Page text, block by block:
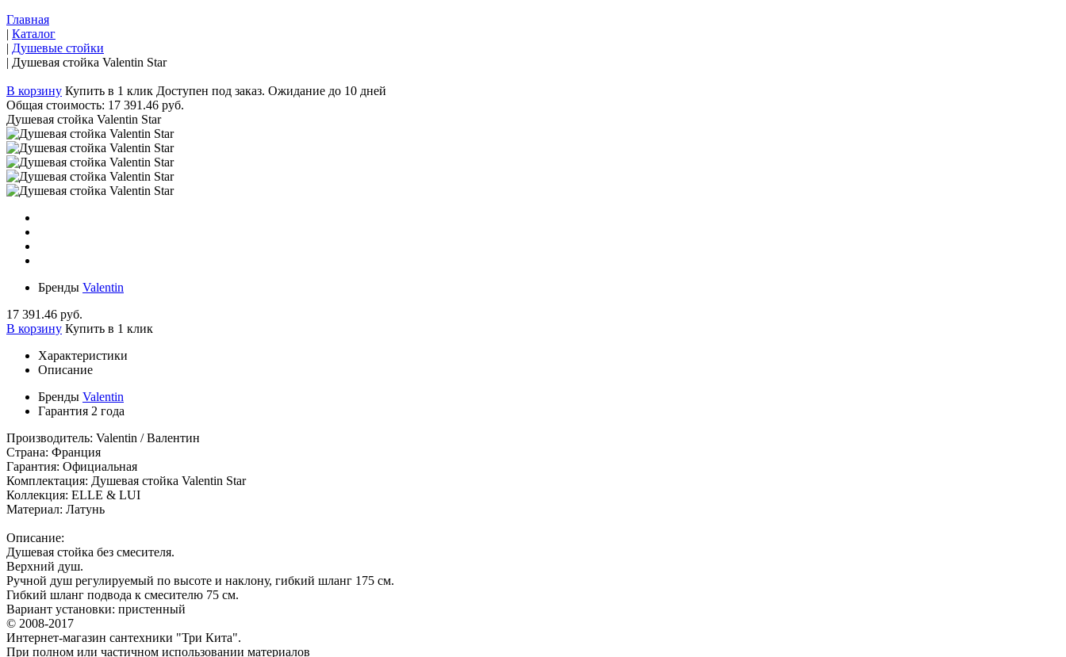
Главная
| Каталог
| Душевые стойки
| Душевая стойка Valentin Star
В корзину Купить в 1 клик Доступен под заказ. Ожидание до 10 дней
Общая стоимость: 17 391.46 руб.
Душевая стойка Valentin Star
Бренды Valentin
17 391.46 руб.
В корзину Купить в 1 клик
Характеристики
Описание
Бренды Valentin
Гарантия 2 года
Производитель: Valentin / Валентин
Страна: Франция
Гарантия: Официальная
Комплектация: Душевая стойка Valentin Star
Коллекция: ELLE & LUI
Материал: Латунь
Описание:
Душевая стойка без смесителя.
Верхний душ.
Ручной душ регулируемый по высоте и наклону, гибкий шланг 175 см.
Гибкий шланг подвода к смесителю 75 см.
Вариант установки: пристенный
© 2008-2017
Интернет-магазин сантехники "Три Кита".
При полном или частичном использовании материалов